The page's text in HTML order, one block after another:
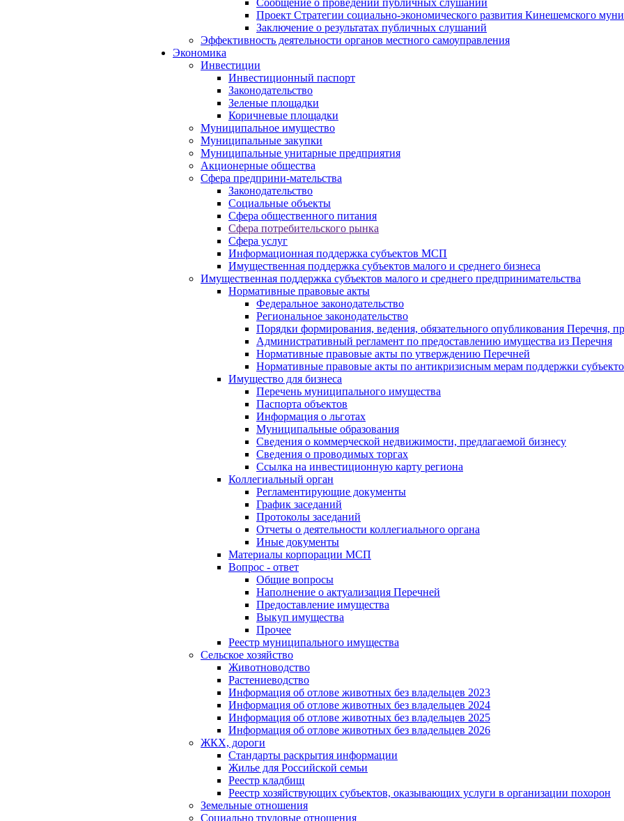
Сообщение о проведении публичных слушаний
Проект Стратегии социально-экономического развития Кинешемского
Заключение о результатах публичных слушаний
Эффективность деятельности органов местного самоуправления
Экономика
Инвестиции
Инвестиционный паспорт
Законодательство
Зеленые площадки
Коричневые площадки
Муниципальное имущество
Муниципальные закупки
Муниципальные унитарные предприятия
Акционерные общества
Сфера предприни-мательства
Законодательство
Социальные объекты
Сфера общественного питания
Сфера потребительского рынка
Сфера услуг
Информационная поддержка субъектов МСП
Имущественная поддержка субъектов малого и среднего бизнеса
Имущественная поддержка субъектов малого и среднего предпринимательства
Нормативные правовые акты
Федеральное законодательство
Региональное законодательство
Порядки формирования, ведения, обязательного опубликования Перечня,
Административный регламент по предоставлению имущества из Перечня
Нормативные правовые акты по утверждению Перечней
Нормативные правовые акты по антикризисным мерам поддержки
Имущество для бизнеса
Перечень муниципального имущества
Паспорта объектов
Информация о льготах
Муниципальные образования
Сведения о коммерческой недвижимости, предлагаемой бизнесу
Сведения о проводимых торгах
Ссылка на инвестиционную карту региона
Коллегиальный орган
Регламентирующие документы
График заседаний
Протоколы заседаний
Отчеты о деятельности коллегиального органа
Иные документы
Материалы корпорации МСП
Вопрос - ответ
Общие вопросы
Наполнение о актуализация Перечней
Предоставление имущества
Выкуп имущества
Прочее
Реестр муниципального имущества
Сельское хозяйство
Животноводство
Растениеводство
Информация об отлове животных без владельцев 2023
Информация об отлове животных без владельцев 2024
Информация об отлове животных без владельцев 2025
Информация об отлове животных без владельцев 2026
ЖКХ, дороги
Стандарты раскрытия информации
Жилье для Российской семьи
Реестр кладбищ
Реестр хозяйствующих субъектов, оказывающих услуги в организации похорон
Земельные отношения
Социально трудовые отношения